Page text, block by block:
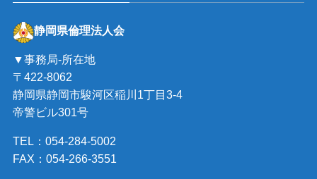
静岡県倫理法人会
▼事務局-所在地
〒422-8062
静岡県静岡市駿河区稲川1丁目3-4
帝警ビル301号
TEL：054-284-5002
FAX：054-266-3551